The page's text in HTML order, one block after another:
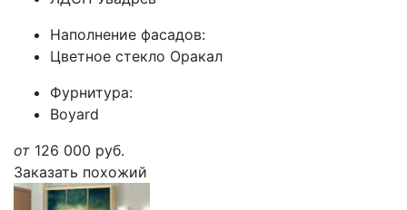
Наполнение фасадов:
Цветное стекло Оракал
Фурнитура:
Boyard
от 126 000 руб.
Заказать похожий